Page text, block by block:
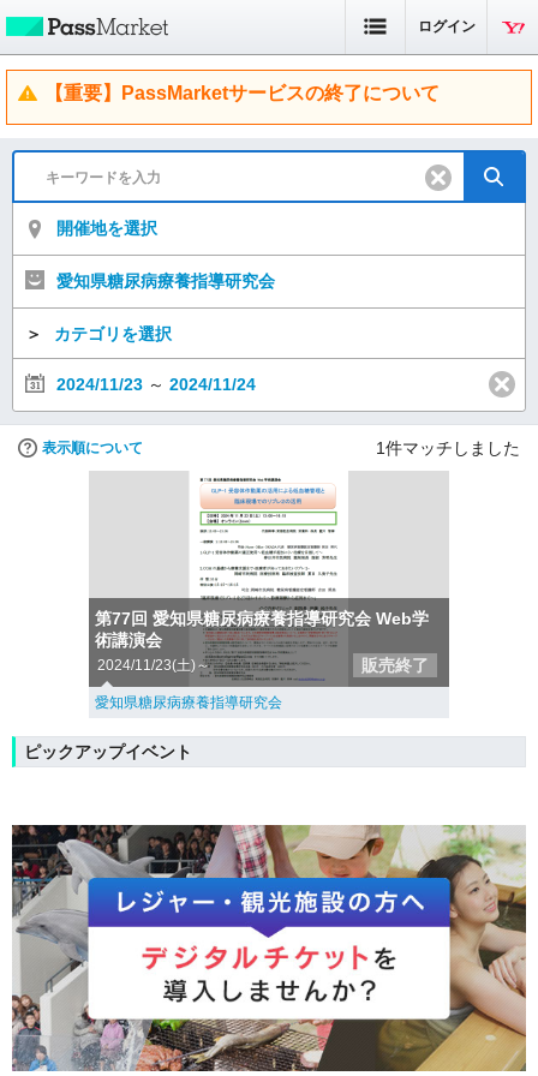
ログイン
【重要】PassMarketサービスの終了について
開催地を選択
愛知県糖尿病療養指導研究会
＞ カテゴリを選択
2024/11/23 ～ 2024/11/24
表示順について 1件マッチしました
第77回 愛知県糖尿病療養指導研究会 Web学
術講演会
2024/11/23(土)～ 販売終了
愛知県糖尿病療養指導研究会
ピックアップイベント